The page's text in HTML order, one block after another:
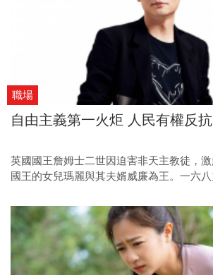
職場
自由主義第一火炬 人民有權反
英國國王詹姆士二世因迫害非天主教徒，
國王的女兒瑪麗與其夫婿威廉為王。一六
獲瑪麗認可。